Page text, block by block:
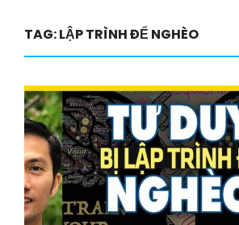
TAG:LẬP TRÌNH ĐỂ NGHÈO